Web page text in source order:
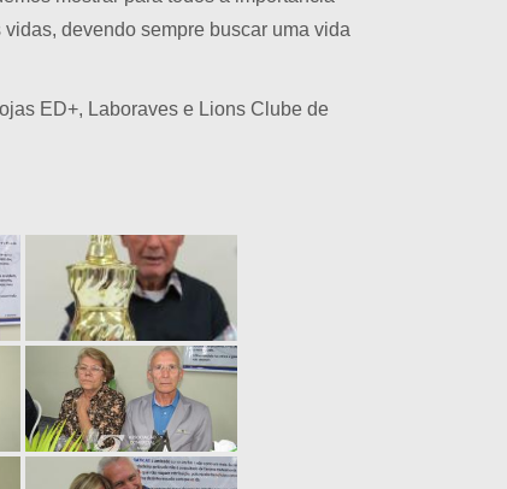
devendo sempre buscar uma vida
ED+, Laboraves e Lions Clube de